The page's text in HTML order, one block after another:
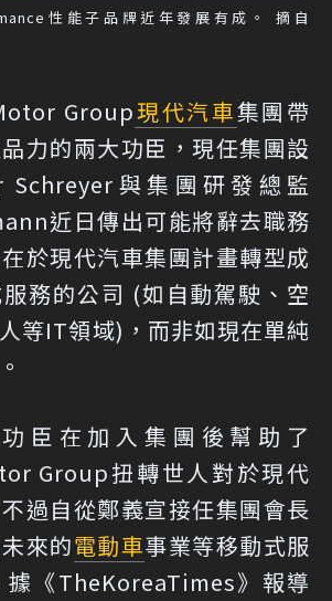
性能子品牌近年發展有成。 摘自
Group現代汽車集團帶
力的兩大功臣，現任集團設
Schreyer與集團研發總監
近日傳出可能將辭去職務
於現代汽車集團計畫轉型成
務的公司 (如自動駕駛、空
等IT領域)，而非如現在單純
臣在加入集團後幫助了
Group扭轉世人對於現代
過自從鄭義宣接任集團會長
來的電動車事業等移動式服
據《TheKoreaTimes》報導